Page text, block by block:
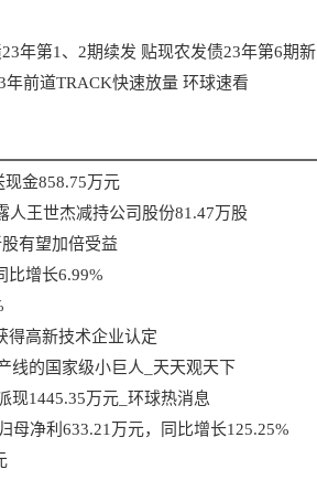
年第1、2期续发 贴现农发债23年第6期新
前道TRACK快速放量 环球速看
金858.75万元
人王世杰减持公司股份81.47万股
有望加倍受益
比增长6.99%
得高新技术企业认定
线的国家级小巨人_天天观天下
现1445.35万元_环球热消息
母净利633.21万元，同比增长125.25%